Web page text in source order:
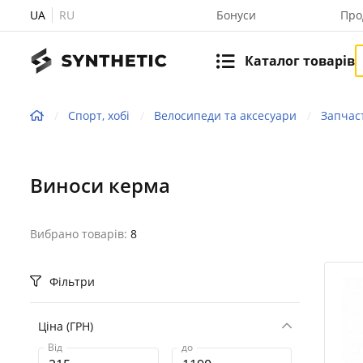
UA RU Бонуси
Каталог товарів
Спорт, хобі Велосипеди та аксесуари
Виноси керма
Вибрано товарів: 8
Фільтри
Ціна (ГРН)
Від до